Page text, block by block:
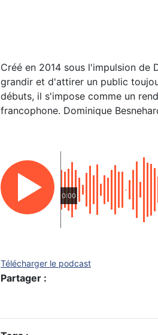
Créé en 2014 sous l'impulsion de
grandir et d'attirer un public
débuts, il s'impose comme un
francophone. Dominique
0:00
Télécharger le podcast
Partager :